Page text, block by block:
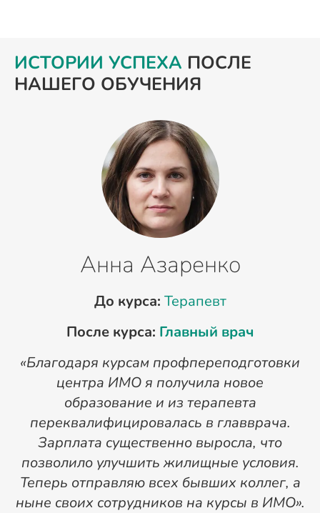
ИСТОРИИ УСПЕХА ПОСЛЕ
НАШЕГО ОБУЧЕНИЯ
Анна Азаренко
До курса: Терапевт
После курса: Главный врач
«Благодаря курсам профпереподготовки
центра ИМО я получила новое
образование и из терапевта
переквалифицировалась в главврача.
Зарплата существенно выросла, что
позволило улучшить жилищные условия.
Теперь отправляю всех бывших коллег, а
ныне своих сотрудников на курсы в ИМО».